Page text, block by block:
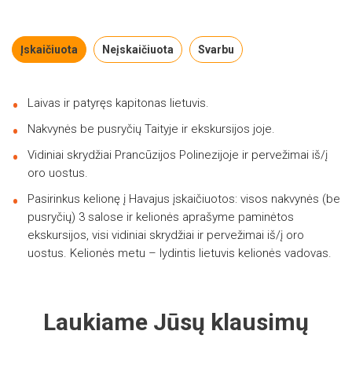
Įskaičiuota Neįskaičiuota Svarbu
Laivas ir patyręs kapitonas lietuvis.
Nakvynės be pusryčių Taityje ir ekskursijos joje.
Vidiniai skrydžiai Prancūzijos Polinezijoje ir pervežimai iš/į
oro uostus.
Pasirinkus kelionę į Havajus įskaičiuotos: visos nakvynės (be
pusryčių) 3 salose ir kelionės aprašyme paminėtos
ekskursijos, visi vidiniai skrydžiai ir pervežimai iš/į oro
uostus. Kelionės metu – lydintis lietuvis kelionės vadovas.
Laukiame Jūsų klausimų